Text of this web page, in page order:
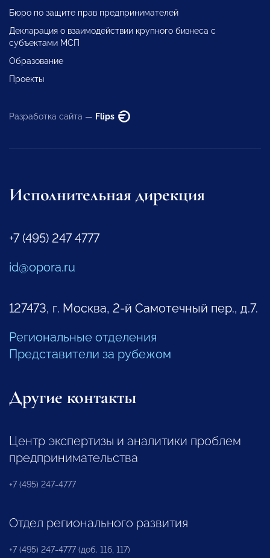
Бюро по защите прав предпринимателей
Декларация о взаимодействии крупного бизнеса с
субъектами МСП
Образование
Проекты
Разработка сайта — Flips
Исполнительная дирекция
+7 (495) 247 4777
id@opora.ru
127473, г. Москва, 2-й Самотечный пер., д.7.
Региональные отделения
Представители за рубежом
Другие контакты
Центр экспертизы и аналитики проблем
предпринимательства
+7 (495) 247-4777
Отдел регионального развития
+7 (495) 247-4777 (доб. 116, 117)